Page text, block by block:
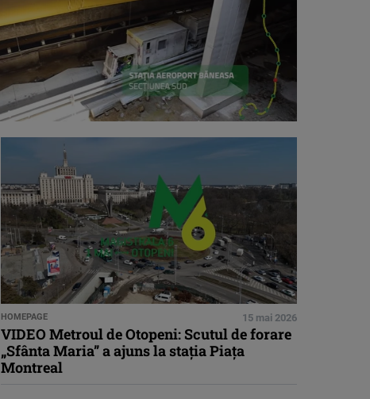
HOMEPAGE 15 mai 2026
VIDEO Metroul de Otopeni: Scutul de forare
„Sfânta Maria” a ajuns la stația Piața
Montreal